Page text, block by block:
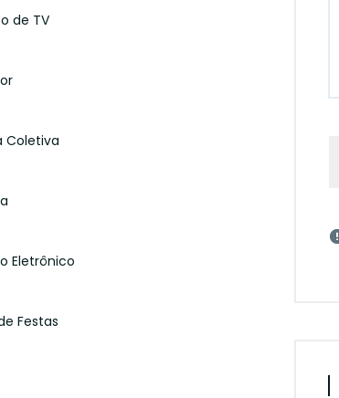
de TV
Coletiva
Eletrônico
Festas